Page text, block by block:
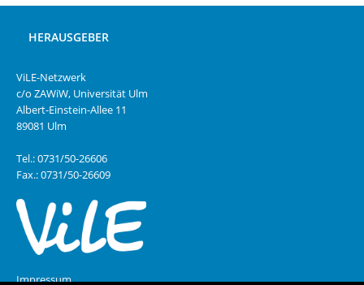
HERAUSGEBER
ViLE-Netzwerk
c/o ZAWiW, Universität Ulm
Albert-Einstein-Allee 11
89081 Ulm
Tel.: 0731/50-26606
Fax.: 0731/50-26609
Impressum